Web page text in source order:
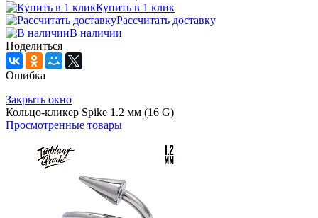
Купить в 1 клик
Рассчитать доставку
В наличии
Поделиться
Ошибка
Закрыть окно
Кольцо-кликер Spike 1.2 мм (16 G)
Просмотренные товары